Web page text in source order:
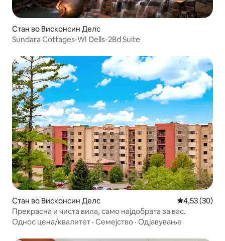
Стан во Висконсин Делс
Sundara Cottages-WI Dells-2Bd Suite
Стан во Висконсин Делс Просечна
4,53 (30)
Прекрасна и чиста вила, само најдобрата за вас.
Однос цена/квалитет · Семејство · Одјавување